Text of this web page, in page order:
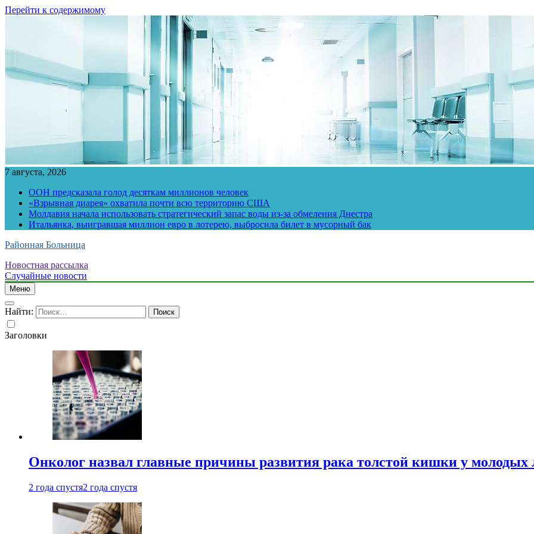
Перейти к содержимому
7 августа, 2026
ООН предсказала голод десяткам миллионов человек
«Взрывная диарея» охватила почти всю территорию США
Молдавия начала использовать стратегический запас воды из-за обмеления Днестра
Итальянка, выигравшая миллион евро в лотерею, выбросила билет в мусорный бак
Районная Больница
Новостная рассылка
Случайные новости
Меню
Найти:
Заголовки
Онколог назвал главные причины развития рака толстой кишки у молодых
2 года спустя2 года спустя